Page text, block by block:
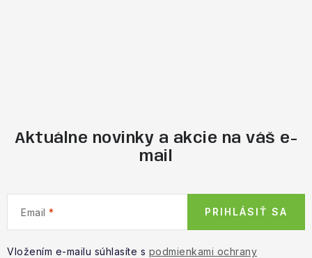
Aktuálne novinky a akcie na váš e-
mail
Email
Vložením e-mailu súhlasíte s podmienkami ochrany
PRIHLÁSIŤ SA